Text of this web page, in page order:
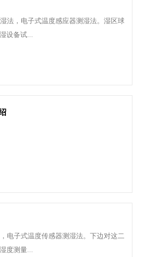
法，电子式温度感应器测湿法。湿区球
设备试...
电子式温度传感器测湿法。下边对这二
度测量...